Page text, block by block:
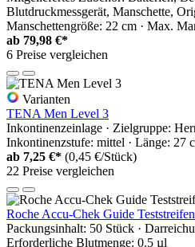
Blutdruckmessgerät, Manschette,
Manschettengröße: 22 cm · Max.
ab 79,98 €*
6 Preise vergleichen
Varianten
TENA Men Level 3
Inkontinenzeinlage · Zielgruppe:
Inkontinenzstufe: mittel · Länge: 27
ab 7,25 €* (0,45 €/Stück)
22 Preise vergleichen
Roche Accu-Chek Guide
Packungsinhalt: 50 Stück ·
Erforderliche Blutmenge: 0.5 µl